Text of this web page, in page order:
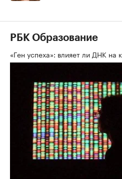
РБК Образование
«Ген успеха»: влияет ли ДНК на